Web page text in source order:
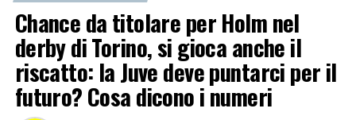
Chance da titolare per Holm nel
derby di Torino, si gioca anche il
riscatto: la Juve deve puntarci per il
futuro? Cosa dicono i numeri